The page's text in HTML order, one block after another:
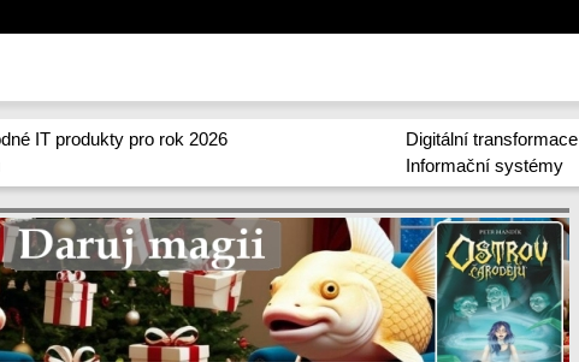
IT produkty pro rok 2026
Digitální transformace
Informační systémy